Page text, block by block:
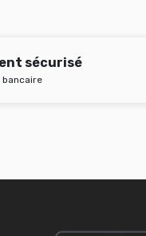
sécurisé
bancaire